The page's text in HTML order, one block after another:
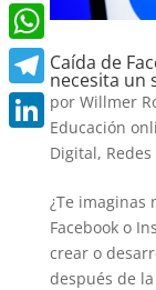
Caída de
necesita un
por Willmer
Educación
Digital,
¿Te imaginas
Facebook o
crear o
después de
Email
WhatsApp
Telegram
LinkedIn